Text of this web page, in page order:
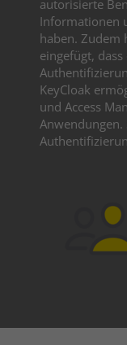
autorisierte
Informationen
haben. Zudem
eingefügt,
KeyCloak
und Access